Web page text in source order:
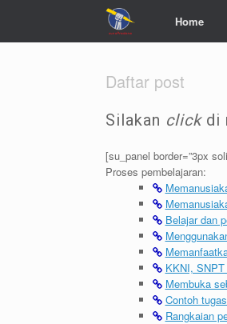
Home
Daftar post
Silakan click di
[su_panel border=”3px
Proses pembelajaran:
Belajar dan
KKNI,
Membuka
Contoh
Rangkaian